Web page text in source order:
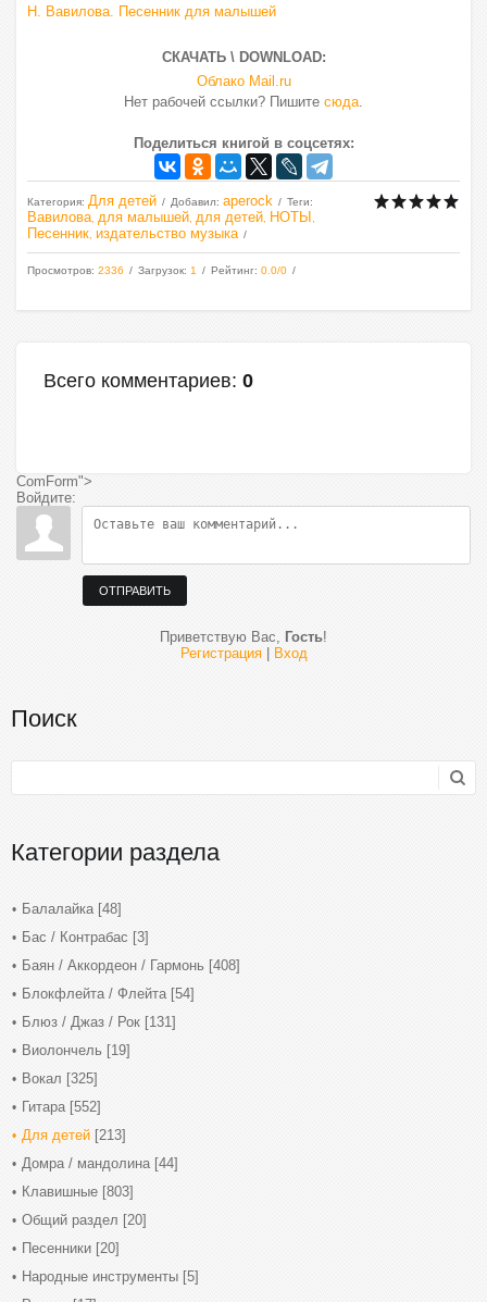
Н. Вавилова. Песенник для малышей
СКАЧАТЬ \ DOWNLOAD:
Облако Mail.ru
Нет рабочей ссылки? Пишите сюда.
Поделиться книгой в соцсетях:
Категория: Для детей Добавил: aperock Теги:
Вавилова для малышей для детей НОТЫ
Песенник издательство музыка
Просмотров: 2336 Загрузок: 1 Рейтинг: 0.0/0
Всего комментариев: 0
ComForm">
Войдите:
ОТПРАВИТЬ
Приветствую Вас, Гость!
Регистрация| Вход
Поиск
Категории раздела
Балалайка [48]
Бас / Контрабас [3]
Баян / Аккордеон / Гармонь [408]
Блокфлейта / Флейта [54]
Блюз / Джаз / Рок [131]
Виолончель [19]
Вокал [325]
Гитара [552]
Для детей [213]
Домра / мандолина [44]
Клавишные [803]
Общий раздел [20]
Песенники [20]
Народные инструменты [5]